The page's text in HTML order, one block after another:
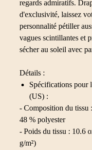
regards admiratifs.
d'exclusivité, laissez
personnalité pétiller
vagues scintillantes et
sécher au soleil avec
Détails :
Spécifications pour
(US) :
- Composition du tissu
48 % polyester
- Poids du tissu : 10.6
g/m²)